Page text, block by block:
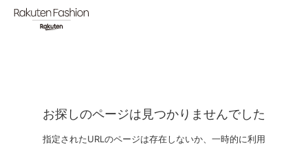
お探しのページは見つかりませんでした
指定されたURLのページは存在しないか、一時的に利用